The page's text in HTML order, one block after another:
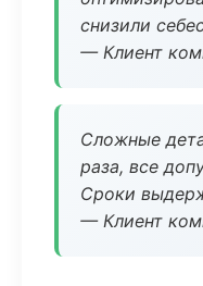
снизили
— Клиент
Сложные
раза, все
Сроки
— Клиент